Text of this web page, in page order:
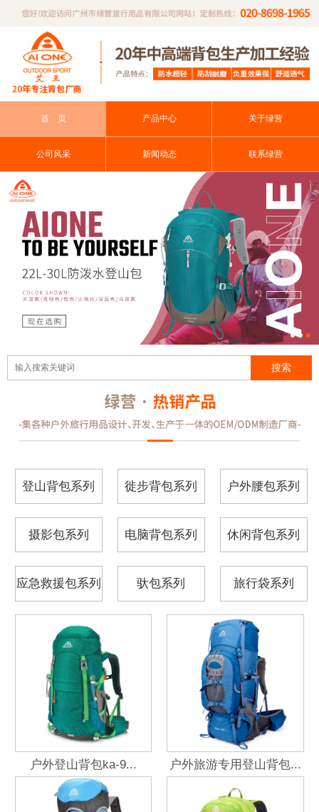
首 页 产品中心 关于绿营
公司风采 新闻动态 联系绿营
登山背包系列 徙步背包系列 户外腰包系列
摄影包系列 电脑背包系列 休闲背包系列
应急救援包系列 驮包系列 旅行袋系列
户外登山背包ka-9... 户外旅游专用登山背包...